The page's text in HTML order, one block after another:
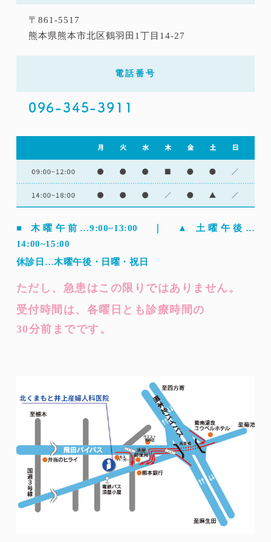
〒861-5517
熊本県熊本市北区鶴羽田1丁目14-27
電話番号
096-345-3911
■ 木曜午前…9:00~13:00 ｜ ▲ 土曜午後…
14:00~15:00
休診日…木曜午後・日曜・祝日
ただし、急患はこの限りではありません。
受付時間は、各曜日とも診療時間の
30分前までです。